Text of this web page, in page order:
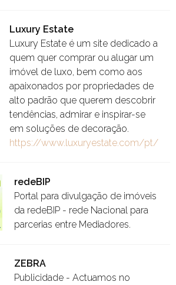
Luxury Estate
Luxury Estate é um site dedicado a
quem quer comprar ou alugar um
imóvel de luxo, bem como aos
apaixonados por propriedades de
alto padrão que querem descobrir
tendências, admirar e inspirar-se
em soluções de decoração.
https://www.luxuryestate.com/pt/
redeBIP
Portal para divulgação de imóveis
da redeBIP - rede Nacional para
parcerias entre Mediadores.
ZEBRA
Publicidade - Actuamos no